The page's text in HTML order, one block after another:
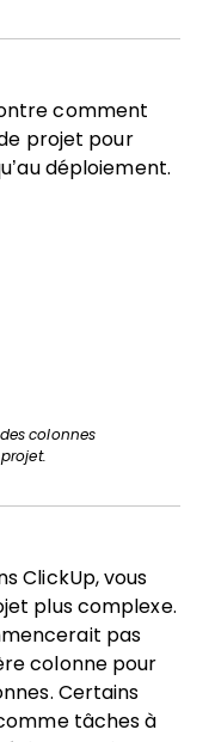
comment
projet pour
déploiement.
colonnes
ClickUp, vous
plus complexe.
pas
colonne pour
Certains
tâches à